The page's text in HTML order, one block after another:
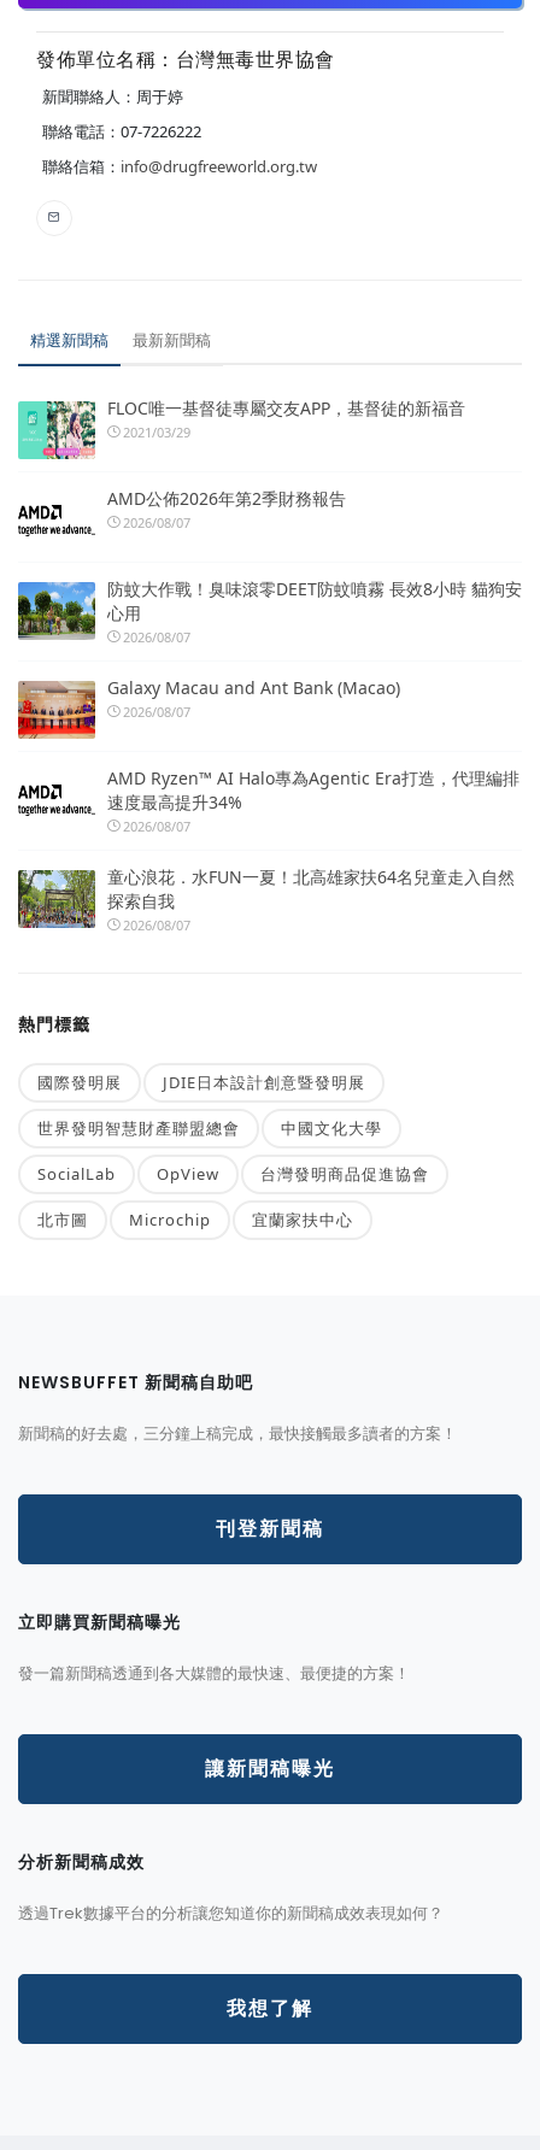
發佈單位名稱：台灣無毒世界協會
新聞聯絡人：周于婷
聯絡電話：07-7226222
聯絡信箱： info@drugfreeworld.org.tw
精選新聞稿 最新新聞稿
FLOC唯一基督徒專屬交友APP，基督徒的新福音
2021/03/29
AMD公佈2026年第2季財務報告
2026/08/07
防蚊大作戰！臭味滾零DEET防蚊噴霧 長效8小時 貓狗安
心用
2026/08/07
Galaxy Macau and Ant Bank (Macao)
2026/08/07
AMD Ryzen™ AI Halo專為Agentic Era打造，代理編排
速度最高提升34%
2026/08/07
童心浪花．水FUN一夏！北高雄家扶64名兒童走入自然
探索自我
2026/08/07
熱門標籤
國際發明展 JDIE日本設計創意暨發明展
世界發明智慧財產聯盟總會 中國文化大學
SocialLab OpView 台灣發明商品促進協會
北市圖 Microchip 宜蘭家扶中心
NEWSBUFFET 新聞稿自助吧
新聞稿的好去處，三分鐘上稿完成，最快接觸最多讀者的方案！
刊登新聞稿
立即購買新聞稿曝光
發一篇新聞稿透通到各大媒體的最快速、最便捷的方案！
讓新聞稿曝光
分析新聞稿成效
透過Trek數據平台的分析讓您知道你的新聞稿成效表現如何？
我想了解